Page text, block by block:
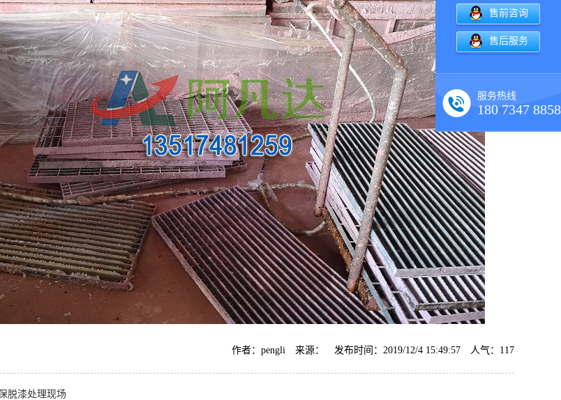
作者：pengli 来源： 发布时间：2019/12/4 15:49:57 人气： 117
脱漆处理现场
售前咨询
售后服务
服务热线
180 7347 8858